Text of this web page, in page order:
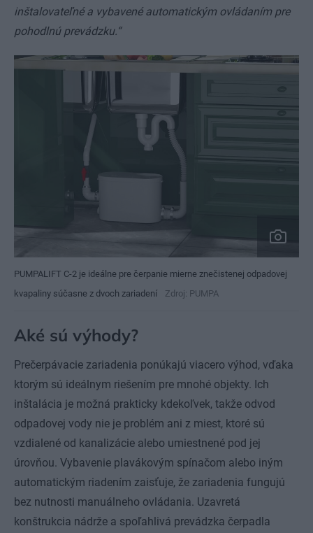
inštalovateľné a vybavené automatickým ovládaním pre
pohodlnú prevádzku.“
PUMPALIFT C-2 je ideálne pre čerpanie mierne znečistenej odpadovej
kvapaliny súčasne z dvoch zariadení
Zdroj: PUMPA
Aké sú výhody?
Prečerpávacie zariadenia ponúkajú viacero výhod, vďaka
ktorým sú ideálnym riešením pre mnohé objekty. Ich
inštalácia je možná prakticky kdekoľvek, takže odvod
odpadovej vody nie je problém ani z miest, ktoré sú
vzdialené od kanalizácie alebo umiestnené pod jej
úrovňou. Vybavenie plavákovým spínačom alebo iným
automatickým riadením zaisťuje, že zariadenia fungujú
bez nutnosti manuálneho ovládania. Uzavretá
konštrukcia nádrže a spoľahlivá prevádzka čerpadla